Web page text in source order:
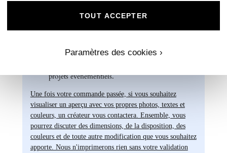
Chez Universe Faire-part, nous mettons
d'exception qui répondent à vos attentes les
expertise et à notre passion pour vous
projets évènementiels.
Une fois votre commande passée, si vous souhaitez
visualiser un aperçu avec vos propres photos, textes et
couleurs, un créateur vous contactera. Ensemble, vous
pourrez discuter des dimensions, de la disposition, des
couleurs et de toute autre modification que vous souhaitez
apporte. Nous n'imprimerons rien sans votre validation
Paramètres des cookies ›
TOUT ACCEPTER